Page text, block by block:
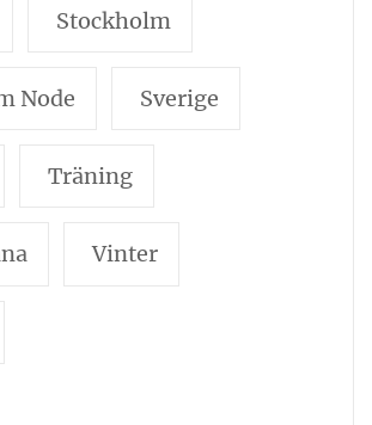
Stockholm
Node Sverige
Träning
Vinter